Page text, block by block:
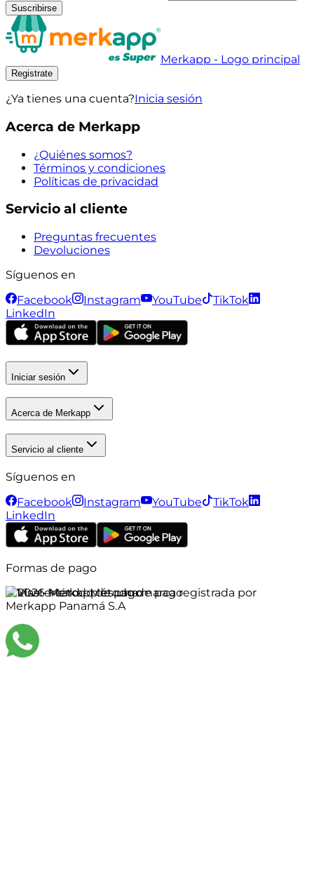
Suscribirse
Merkapp - Logo principal
Registrate
¿Ya tienes una cuenta?Inicia sesión
Acerca de Merkapp
¿Quiénes somos?
Términos y condiciones
Políticas de privacidad
Servicio al cliente
Preguntas frecuentes
Devoluciones
Síguenos en
Facebook
Instagram YouTube
TikTok
LinkedIn
Iniciar sesión
Acerca de Merkapp
Servicio al cliente
Síguenos en
Facebook
Instagram YouTube
TikTok
LinkedIn
Formas de pago
©2026Merkapp es una marca registrada por
Merkapp Panamá S.A